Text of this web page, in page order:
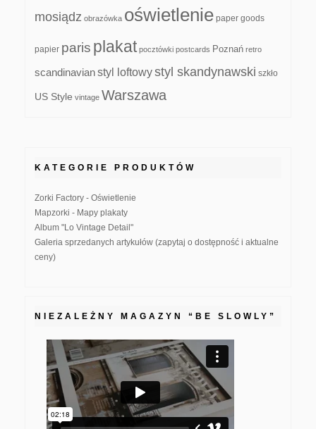
mosiądz obrazówka oświetlenie paper goods
papier paris plakat pocztówki postcards Poznań retro
scandinavianstyl loftowystyl skandynawski szkło
US Style vintage Warszawa
KATEGORIE PRODUKTÓW
Zorki Factory - Oświetlenie
Mapzorki - Mapy plakaty
Album "Lo Vintage Detail"
Galeria sprzedanych artykułów (zapytaj o dostępność i aktualne
ceny)
NIEZALEŻNY MAGAZYN “BE SLOWLY”